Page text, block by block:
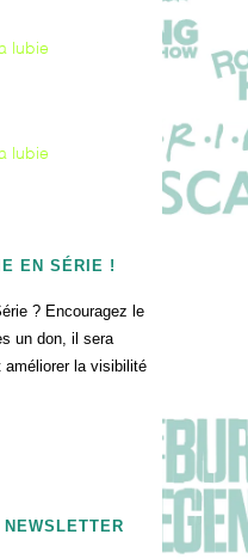
lubie
lubie
EN SÉRIE !
? Encouragez le
un don, il sera
la visibilité